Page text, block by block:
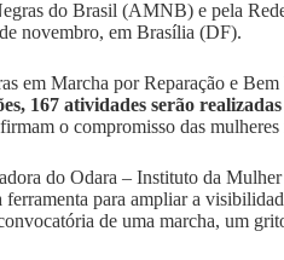
do Brasil (AMNB) e pela
novembro, em Brasília (DF).
em Marcha por Reparação e
167 atividades serão
o compromisso das
do Odara – Instituto da
para ampliar a
de uma marcha, um